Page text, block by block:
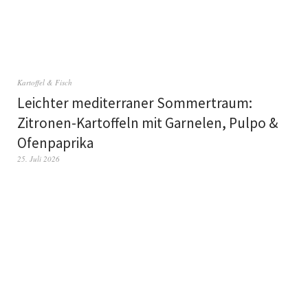
Kartoffel & Fisch
Leichter mediterraner Sommertraum:
Zitronen-Kartoffeln mit Garnelen, Pulpo &
Ofenpaprika
25. Juli 2026